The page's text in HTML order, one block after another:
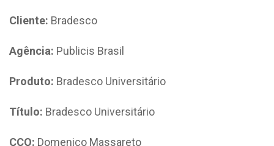
Cliente: Bradesco
Agência: Publicis Brasil
Produto: Bradesco Universitário
Título: Bradesco Universitário
CCO: Domenico Massareto